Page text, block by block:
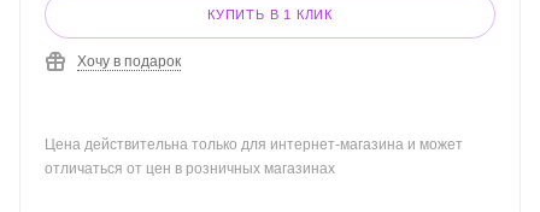
КУПИТЬ В 1 КЛИК
Хочу в подарок
Цена действительна только для интернет-магазина и может
отличаться от цен в розничных магазинах